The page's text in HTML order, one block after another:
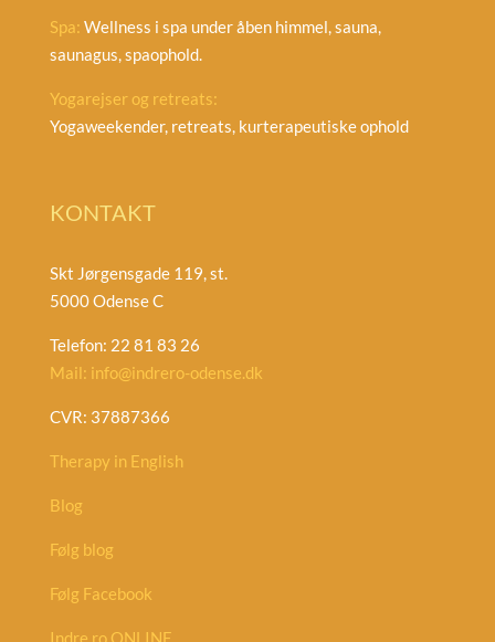
Spa: Wellness i spa under åben himmel, sauna,
saunagus, spaophold.
Yogarejser og retreats:
Yogaweekender, retreats, kurterapeutiske ophold
KONTAKT
Skt Jørgensgade 119, st.
5000 Odense C
Telefon: 22 81 83 26
Mail: info@indrero-odense.dk
CVR: 37887366
Therapy in English
Blog
Følg blog
Følg Facebook
Indre ro ONLINE